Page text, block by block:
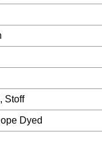
Stoff
Dyed